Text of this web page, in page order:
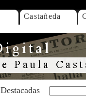
Castañeda
Destacadas